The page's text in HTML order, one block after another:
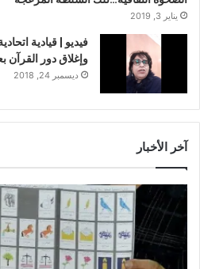
يناير 3, 2019
فيديو | قيادية
وإغلاق دور
ديسمبر 24, 2018
آخر الأخبار